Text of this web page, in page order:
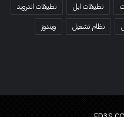
تطبيقات ابل
تطبيقات اندرويد
نظام تشغيل ويندوز